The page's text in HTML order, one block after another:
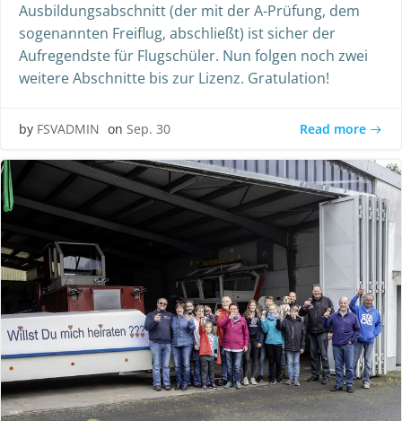
Ausbildungsabschnitt (der mit der A-Prüfung, dem
sogenannten Freiflug, abschließt) ist sicher der
Aufregendste für Flugschüler. Nun folgen noch zwei
weitere Abschnitte bis zur Lizenz. Gratulation!
by FSVADMIN on Sep. 30 Read more